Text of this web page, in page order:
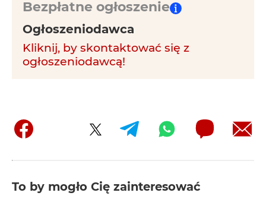
Bezpłatne ogłoszenie
Ogłoszeniodawca
Kliknij, by skontaktować się z
ogłoszeniodawcą!
To by mogło Cię zainteresować